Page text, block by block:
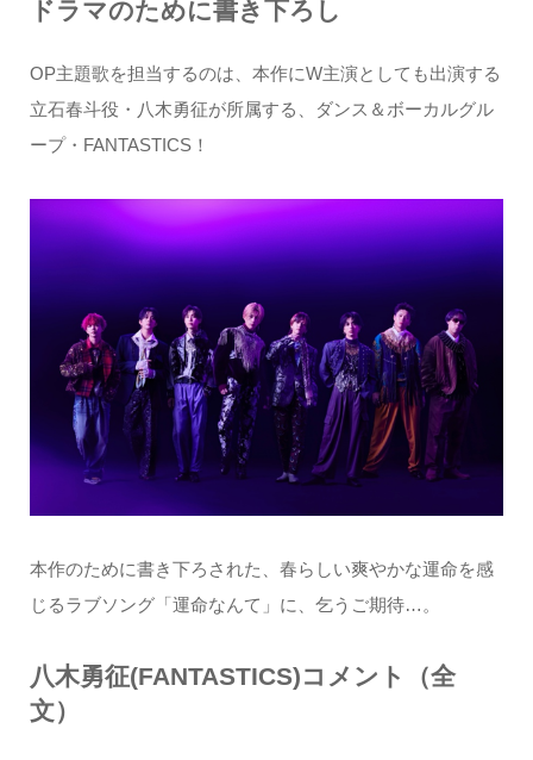
ドラマのために書き下ろし
OP主題歌を担当するのは、本作にW主演としても出演する
立石春斗役・八木勇征が所属する、ダンス＆ボーカルグル
ープ・FANTASTICS！
本作のために書き下ろされた、春らしい爽やかな運命を感
じるラブソング「運命なんて」に、乞うご期待…。
八木勇征(FANTASTICS)コメント（全
文）